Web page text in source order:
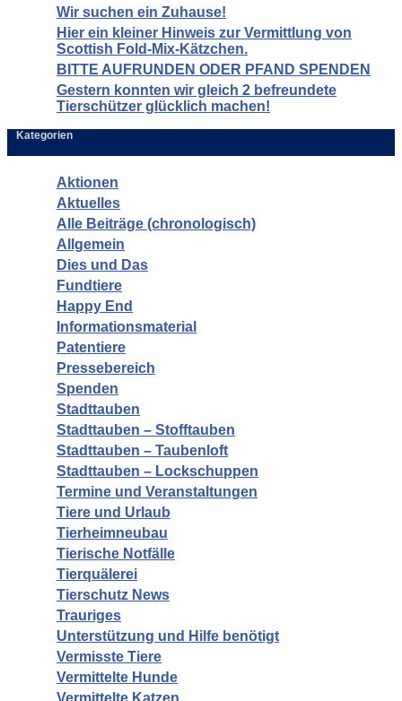
Wir suchen ein Zuhause!
Hier ein kleiner Hinweis zur Vermittlung von
Scottish Fold-Mix-Kätzchen.
BITTE AUFRUNDEN ODER PFAND SPENDEN
Gestern konnten wir gleich 2 befreundete
Tierschützer glücklich machen!
Kategorien
Aktionen
Aktuelles
Alle Beiträge (chronologisch)
Allgemein
Dies und Das
Fundtiere
Happy End
Informationsmaterial
Patentiere
Pressebereich
Spenden
Stadttauben
Stadttauben – Stofftauben
Stadttauben – Taubenloft
Stadttauben – Lockschuppen
Termine und Veranstaltungen
Tiere und Urlaub
Tierheimneubau
Tierische Notfälle
Tierquälerei
Tierschutz News
Trauriges
Unterstützung und Hilfe benötigt
Vermisste Tiere
Vermittelte Hunde
Vermittelte Katzen